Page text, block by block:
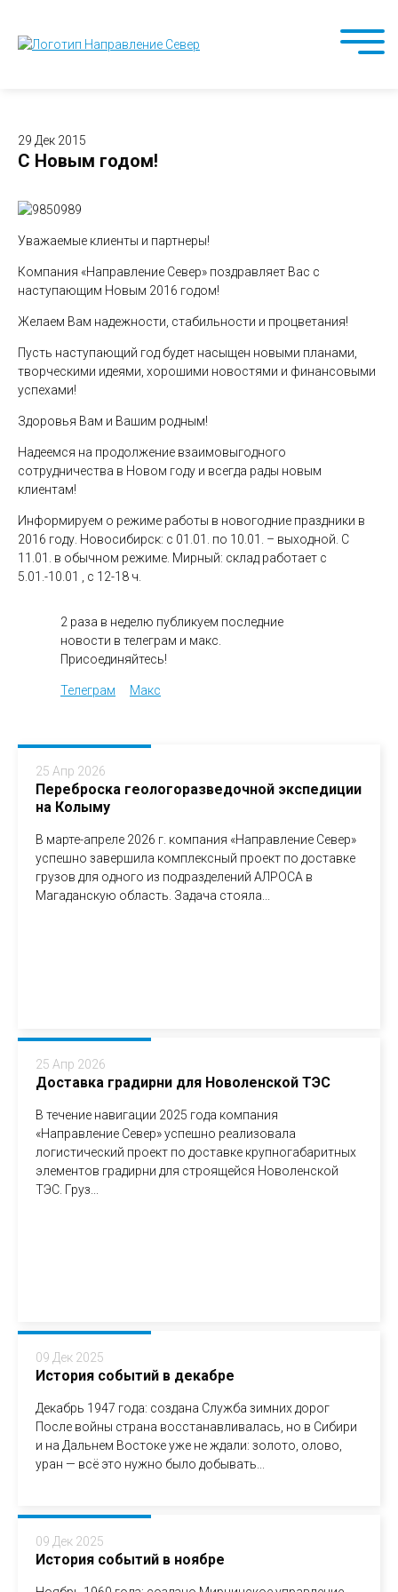
29 Дек 2015
С Новым годом!
Уважаемые клиенты и партнеры!
Компания «Направление Север» поздравляет Вас с
наступающим Новым 2016 годом!
Желаем Вам надежности, стабильности и процветания!
Пусть наступающий год будет насыщен новыми планами,
творческими идеями, хорошими новостями и финансовыми
успехами!
Здоровья Вам и Вашим родным!
Надеемся на продолжение взаимовыгодного
сотрудничества в Новом году и всегда рады новым
клиентам!
Информируем о режиме работы в новогодние праздники в
2016 году. Новосибирск: с 01.01. по 10.01. – выходной. С
11.01. в обычном режиме. Мирный: склад работает с
5.01.-10.01 , с 12-18 ч.
2 раза в неделю публикуем последние
новости в телеграм и макс.
Присоединяйтесь!
Телеграм Макс
25 Апр 2026
Переброска геологоразведочной экспедиции
на Колыму
В марте-апреле 2026 г. компания «Направление Север»
успешно завершила комплексный проект по доставке
грузов для одного из подразделений АЛРОСА в
Магаданскую область. Задача стояла...
25 Апр 2026
Доставка градирни для Новоленской ТЭС
В течение навигации 2025 года компания
«Направление Север» успешно реализовала
логистический проект по доставке крупногабаритных
элементов градирни для строящейся Новоленской
ТЭС. Груз...
09 Дек 2025
История событий в декабре
Декабрь 1947 года: создана Служба зимних дорог
После войны страна восстанавливалась, но в Сибири
и на Дальнем Востоке уже не ждали: золото, олово,
уран — всё это нужно было добывать...
09 Дек 2025
История событий в ноябре